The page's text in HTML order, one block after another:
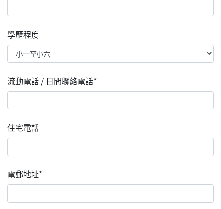
學歷程度
流動電話 / 日間聯絡電話*
住宅電話
電郵地址*